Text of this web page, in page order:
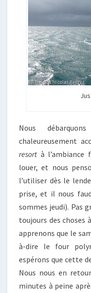
Nous
chaleureusement
resortà l’ambiance
louer, et nous
l’utiliser dès le
prise, et il nous
sommes jeudi). Pas
toujours des choses
apprenons que le
à-dire le four
espérons que cette
Nous nous en
minutes à peine